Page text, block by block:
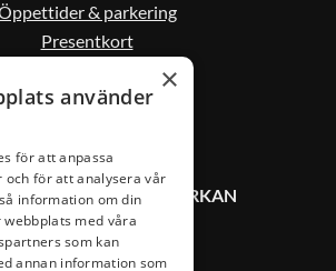
& parkering
Presentkort
VÄXJÖ CITYSAMVERKAN
0470-407 00
×
använder
för att anpassa
och för att analysera vår
information om din
med våra
som kan
annan information som